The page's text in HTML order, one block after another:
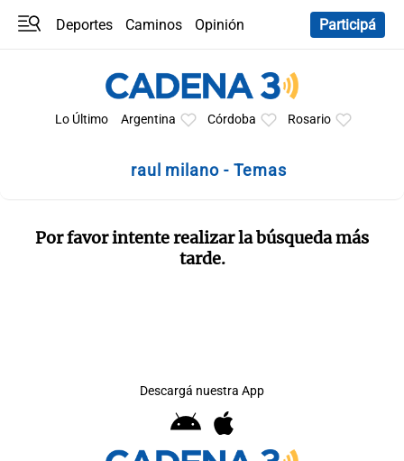
Deportes Caminos
Opinión
Participá
Lo Último Argentina Córdoba Rosario
raul milano - Temas
Por favor intente realizar la búsqueda más
tarde.
Descargá nuestra App